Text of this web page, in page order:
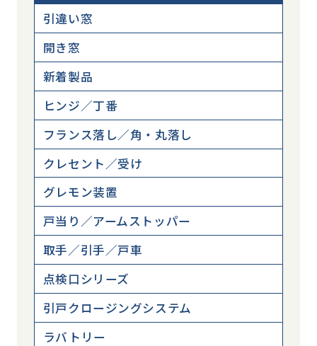
引違い窓
開き窓
新着製品
ヒンジ／丁番
フランス落し／角・丸落し
クレセント／受け
グレモン装置
戸当り／アームストッパー
取手／引手／戸車
点検口シリーズ
引戸クロージングシステム
ラバトリー